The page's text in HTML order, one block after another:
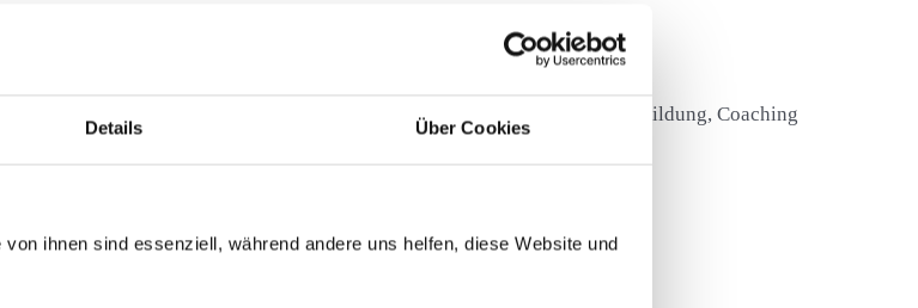
Details Über Cookies
ihnen sind essenziell, während andere uns helfen, diese Website und
und empathisch auf ihrem Weg begleiten.
in der Begleitung von Menschen in den Bereichen Training, Ausbildung, Coaching
und in der Erwachsenenbildung tätig.